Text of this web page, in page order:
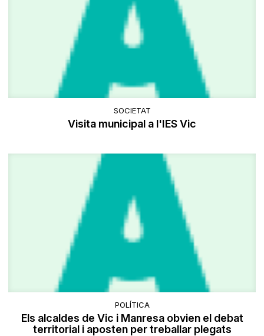
SOCIETAT
Visita municipal a l'IES Vic
POLÍTICA
Els alcaldes de Vic i Manresa obvien el debat
territorial i aposten per treballar plegats